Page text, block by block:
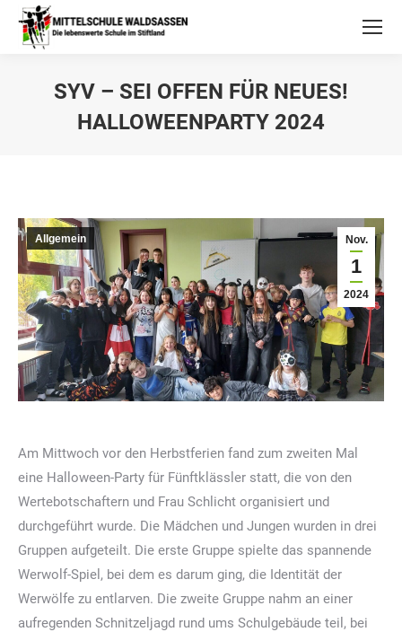
SYV – SEI OFFEN FÜR NEUES!
HALLOWEENPARTY 2024
Nov.
1
2024
Allgemein
Am Mittwoch vor den Herbstferien fand zum zweiten Mal
eine Halloween-Party für Fünftklässler statt, die von den
Wertebotschaftern und Frau Schlicht organisiert und
durchgeführt wurde. Die Mädchen und Jungen wurden in drei
Gruppen aufgeteilt. Die erste Gruppe spielte das spannende
Werwolf-Spiel, bei dem es darum ging, die Identität der
Werwölfe zu entlarven. Die zweite Gruppe nahm an einer
aufregenden Schnitzeljagd rund ums Schulgebäude teil, bei